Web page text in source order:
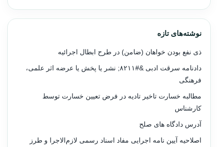
نوشته‌های تازه
ذی نفع بودن خواهان (ضامن) در طرح ابطال اجرائیه
دادنامه سرقت ادبی &#۸۲۱۱; نشر یا پخش یا عرضه اثر علمی،
فرهنگی
مطالبه خسارت تاخیر تادیه در فرض تعیین خسارت توسط
کارشناس
آدرس دادگاه های صلح
اصلاحیه آیین نامه اجرایی مفاد اسناد رسمی لازم‌الاجرا و طرز